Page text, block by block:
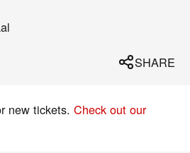
SHARE
new tickets.Check out our